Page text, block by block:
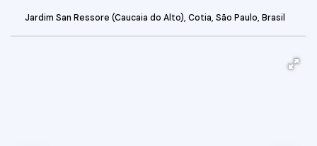
Jardim San Ressore (Caucaia do Alto), Cotia, São Paulo, Brasil